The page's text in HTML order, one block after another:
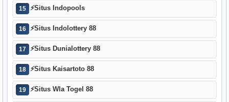
15 ⚡Situs Indopools
16 ⚡Situs Indolottery 88
17 ⚡Situs Dunialottery 88
18 ⚡Situs Kaisartoto 88
19 ⚡Situs Wla Togel 88